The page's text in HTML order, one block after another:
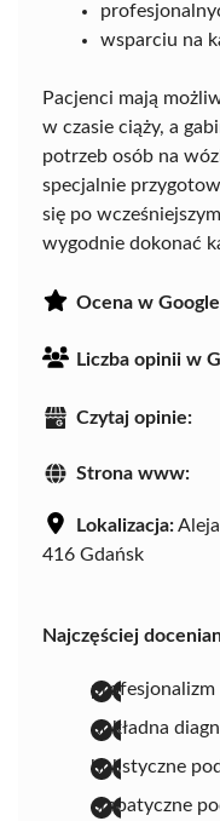
wsparciu na
Pacjenci mają
w czasie ciąży, a
potrzeb osób na
specjalnie
się po
wygodnie dokonać
Ocena w
Liczba opinii w
Czytaj opinie:
Strona www:
Lokalizacja:
416 Gdańsk
Najczęściej
dokładna
holistyczne
empatyczne